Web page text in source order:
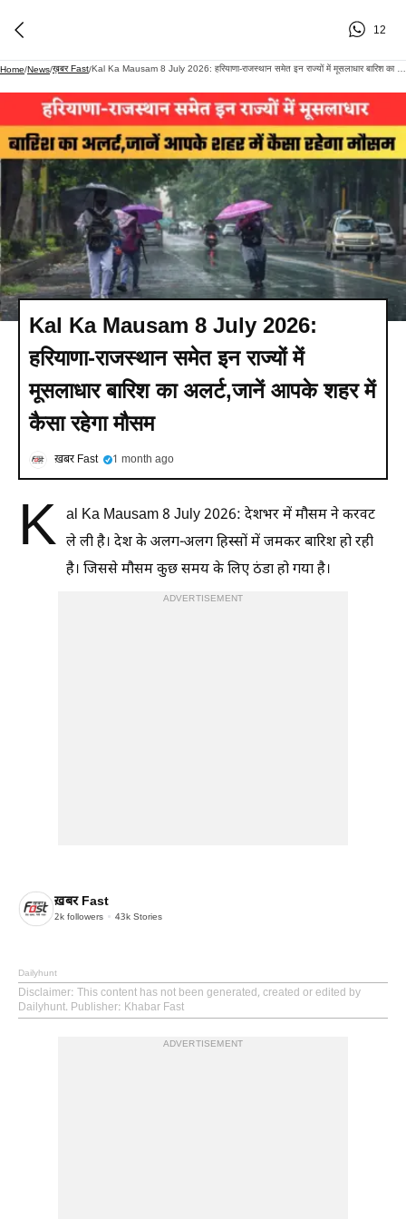
12
Home/News/ख़बर Fast/
Kal Ka Mausam 8 July 2026:
हरियाणा-राजस्थान समेत इन राज्यों में
मूसलाधार बारिश का अलर्ट,जानें आपके शहर में
कैसा रहेगा मौसम
ख़बर Fast 1 month ago
K al Ka Mausam 8 July 2026: देशभर में मौसम ने करवट
ले ली है। देश के अलग-अलग हिस्सों में जमकर बारिश हो रही
है। जिससे मौसम कुछ समय के लिए ठंडा हो गया है।
ADVERTISEMENT
ख़बर Fast
2k followers 43k Stories
Dailyhunt
Disclaimer: This content has not been generated, created or edited by
Dailyhunt. Publisher: Khabar Fast
ADVERTISEMENT